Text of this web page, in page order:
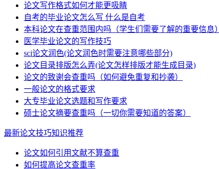
论文写作格式如何才能更吸睛
自考的毕业论文怎么写 什么是自考
本科论文在查重范围内吗（学生们需要了解的重要信息）
医学毕业论文的写作技巧
sci论文润色(论文润色时需要注意哪些部分)
论文目录排版怎么弄(论文怎样排版才能生成目录)
论文的致谢会查重吗（如何避免重复和抄袭）
一般论文的格式要求
大专毕业论文选题和写作要求
硕士论文摘要查重吗（一切你需要知道的答案）
最新论文技巧知识推荐
论文如何引用文献不算查重
如何提高论文查重率